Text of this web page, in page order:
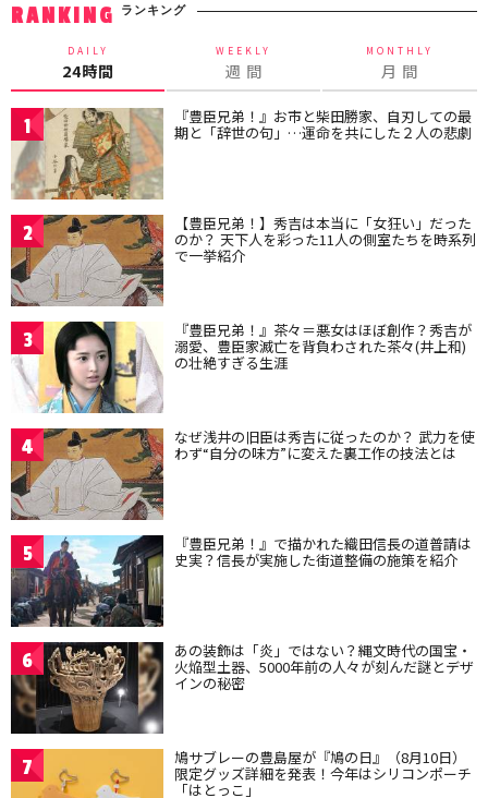
RANKING ランキング
DAILY
24時間
WEEKLY
週 間
MONTHLY
月 間
1 『豊臣兄弟！』お市と柴田勝家、自刃しての最
期と「辞世の句」…運命を共にした２人の悲劇
2 【豊臣兄弟！】秀吉は本当に「女狂い」だった
のか？ 天下人を彩った11人の側室たちを時系列
で一挙紹介
3 『豊臣兄弟！』茶々＝悪女はほぼ創作？秀吉が
溺愛、豊臣家滅亡を背負わされた茶々(井上和)
の壮絶すぎる生涯
4 なぜ浅井の旧臣は秀吉に従ったのか？ 武力を使
わず“自分の味方”に変えた裏工作の技法とは
5 『豊臣兄弟！』で描かれた織田信長の道普請は
史実？信長が実施した街道整備の施策を紹介
6 あの装飾は「炎」ではない？縄文時代の国宝・
火焔型土器、5000年前の人々が刻んだ謎とデザ
インの秘密
7 鳩サブレーの豊島屋が『鳩の日』（8月10日）
限定グッズ詳細を発表！今年はシリコンポーチ
「はとっこ」